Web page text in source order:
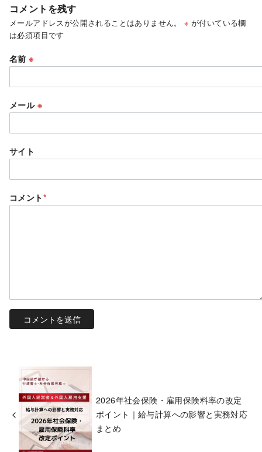
コメントを残す
メールアドレスが公開されることはありません。 ※ が付いている欄
は必須項目です
名前※
メール ※
サイト
コメント*
2026年社会保険・雇用保険料率の改定
ポイント｜給与計算への影響と実務対応
まとめ